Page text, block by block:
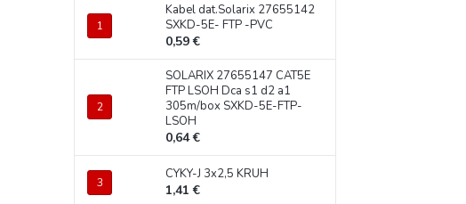
Kabel dat.Solarix 27655142
SXKD-5E- FTP -PVC
0,59 €
SOLARIX 27655147 CAT5E
FTP LSOH Dca s1 d2 a1
305m/box SXKD-5E-FTP-
LSOH
0,64 €
CYKY-J 3x2,5 KRUH
1,41 €